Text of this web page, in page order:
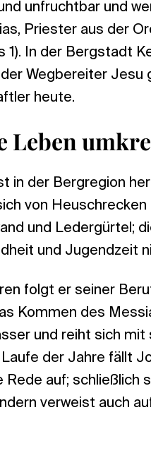
unfruchtbar und
Priester aus der
1). In der Bergstadt
Wegbereiter Jesu
heute.
Leben
in der Bergregion
von
und Ledergürtel;
und Jugendzeit
folgt er seiner
Kommen des
und reiht sich mit
der Jahre fällt
auf; schließlich
verweist auch